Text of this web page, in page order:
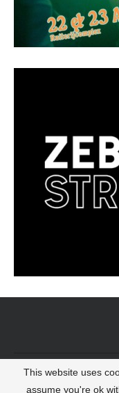
© 2022 -
This website uses
assume you're ok